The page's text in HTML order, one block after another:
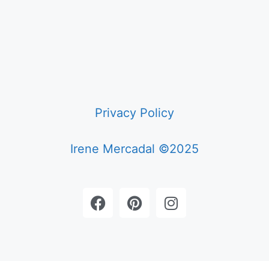
Privacy Policy
Irene Mercadal ©2025